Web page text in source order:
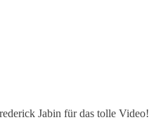
Jabin für das tolle Video!